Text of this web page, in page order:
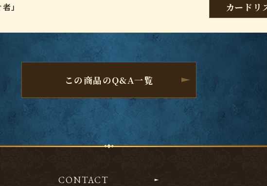
」 カードリ
この商品のQ&A一覧
CONTACT